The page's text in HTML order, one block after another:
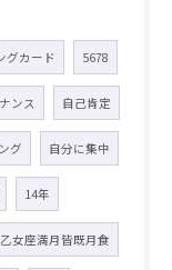
グカード 5678
ンス 自己肯定
グ 自分に集中
14年
乙女座満月皆既月食